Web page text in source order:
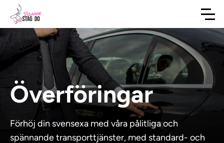
Överföringar
Förhöj din svensexa med våra pålitliga och
spännande transporttjänster, med standard- och